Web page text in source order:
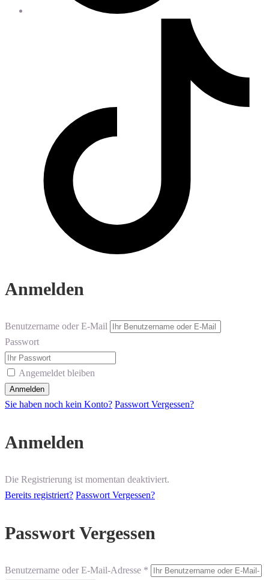
Anmelden
Benutzername oder E-Mail
Passwort
Angemeldet bleiben
Sie haben noch kein Konto? Passwort Vergessen?
Anmelden
Die Registrierung ist momentan deaktiviert.
Bereits registriert? Passwort Vergessen?
Passwort Vergessen
Benutzername oder E-Mail-Adresse *